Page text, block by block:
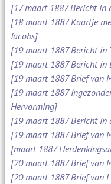
[17 maart 1887 Bericht in
[18 maart 1887 Kaartje
Jacobs]
[19 maart 1887 Bericht in
[19 maart 1887 Bericht in
[19 maart 1887 Brief van
[19 maart 1887
Hervorming]
[19 maart 1887 Bericht in
[19 maart 1887 Brief van
[maart 1887
[20 maart 1887 Brief van
[20 maart 1887 Brief van